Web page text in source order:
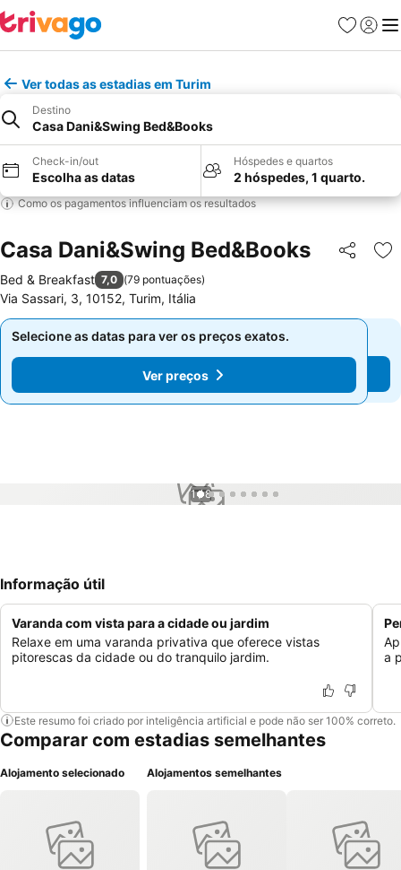
Favoritos
Iniciar
Ver todas as estadias em Turim
Destino
Casa Dani&Swing Bed&Books
Check-in/out
Escolha as datas
Hóspedes e quartos
2 hóspedes, 1 quarto.
Como os pagamentos influenciam os resultados
Casa Dani&Swing Bed&Books Partilhar
Bed & Breakfast 7,0 (79 pontuações)
Via Sassari, 3, 10152, Turim, Itália
Selecione as datas para ver os preços exatos.
Ver preços
Selecione as datas para ver os preços exatos.
Ver preços
1 / 8
Informação útil
Varanda com vista para a cidade ou jardim
Relaxe em uma varanda privativa que oferece vistas
pitorescas da cidade ou do tranquilo jardim.
a
Este resumo foi criado por inteligência artificial e pode não ser 100% correto.
Comparar com estadias semelhantes
Alojamento selecionado Alojamentos semelhantes